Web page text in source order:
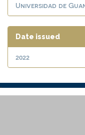
Universidad de
Date issued
2022